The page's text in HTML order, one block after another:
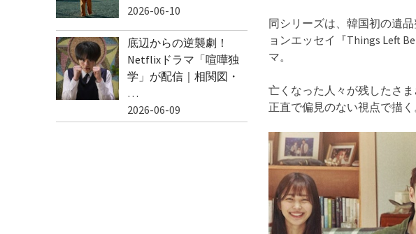
同シリーズは、韓国初の遺
ョンエッセイ『Things Left
マ。
亡くなった人々が残したさ
正直で偏見のない視点で描く
2026-06-10
底辺からの逆襲劇！
Netflixドラマ「喧嘩独
学」が配信｜相関図・
…
2026-06-09